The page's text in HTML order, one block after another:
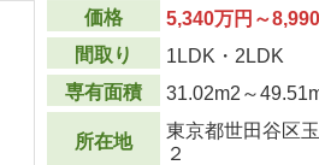
価格
5,340万円～
間取り
1LDK・2LDK
専有面積
31.02m2 ～
所在地
東京都世田谷区
２